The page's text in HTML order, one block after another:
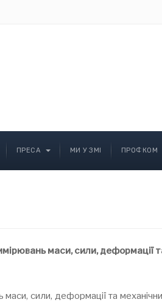
ПРЕСА МИ У ЗМІ ПРОФКОМ
маси, сили, деформації
сили, деформації та